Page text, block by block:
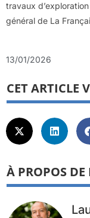
travaux
général de La
13/01/2026
CET ARTICLE
À PROPOS